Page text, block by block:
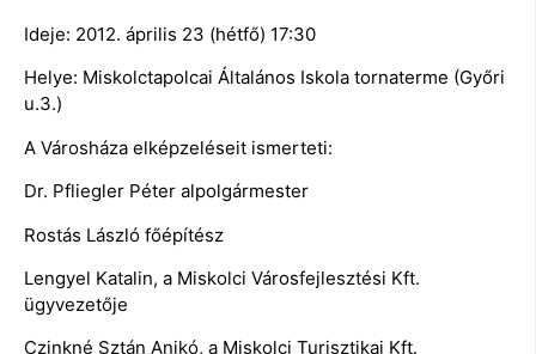
Ideje: 2012. április 23 (hétfő) 17:30
Helye: Miskolctapolcai Általános Iskola tornaterme (Győri
u.3.)
A Városháza elképzeléseit ismerteti:
Dr. Pfliegler Péter alpolgármester
Rostás László főépítész
Lengyel Katalin, a Miskolci Városfejlesztési Kft.
ügyvezetője
Czinkné Sztán Anikó, a Miskolci Turisztikai Kft.